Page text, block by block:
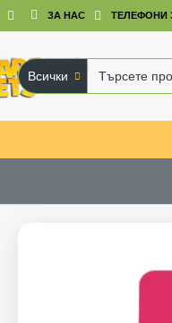
ЗА НАС ТЕЛЕФОНИ
Всички
Търсете
продукти
тук